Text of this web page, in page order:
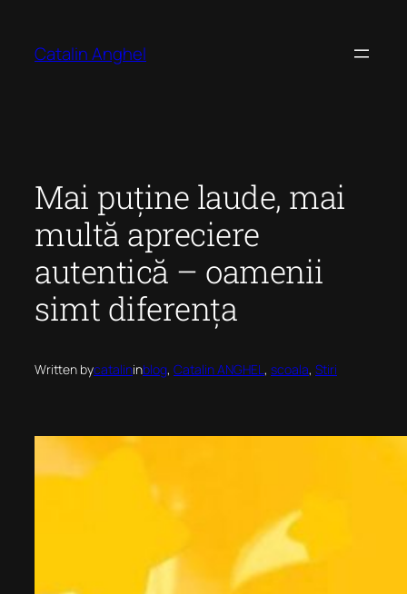
content
Catalin Anghel
Mai puține laude, mai
multă apreciere
autentică – oamenii
simt diferența
Written bycatalininblog, Catalin ANGHEL, scoala, Stiri